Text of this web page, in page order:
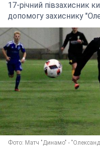
17-річний півзахисник
допомогу захиснику
Фото: Матч "Динамо" -